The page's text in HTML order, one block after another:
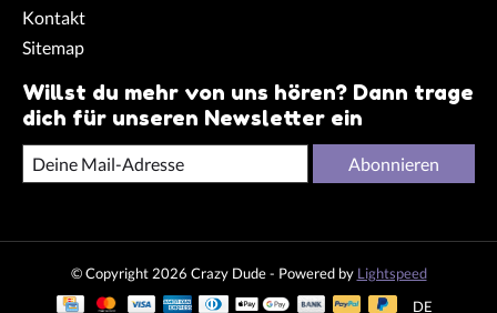
Kontakt
Sitemap
Willst du mehr von uns hören? Dann trage
dich für unseren Newsletter ein
Abonnieren
© Copyright 2026 Crazy Dude - Powered by Lightspeed
DE